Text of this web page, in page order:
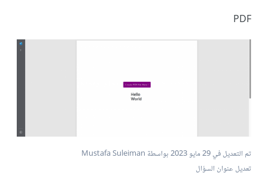
PDF
تم التعديل في29 مايو 2023
بواسطة Mustafa Suleiman
تعديل عنوان السؤال